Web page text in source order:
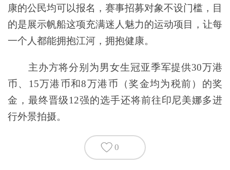
康的公民均可以报名，赛事招募对象不设门槛，目
的是展示帆船这项充满迷人魅力的运动项目，让每
一个人都能拥抱江河，拥抱健康。
主办方将分别为男女生冠亚季军提供30万港
币、15万港币和8万港币（奖金均为税前）的奖
金，最终晋级12强的选手还将前往印尼美娜多进
行外景拍摄。
0